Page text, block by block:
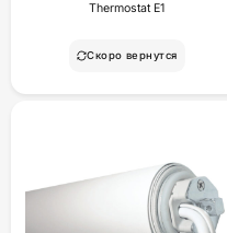
Thermostat E1
Скоро вернутся